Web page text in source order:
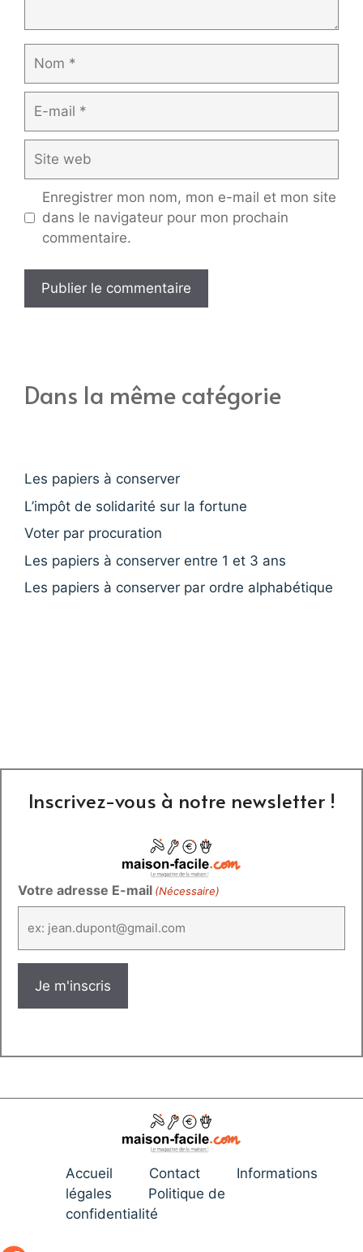
mail
web
Enregistrer mon nom, mon e-mail et mon site
dans le navigateur pour mon prochain
commentaire.
Dans la même catégorie
Les papiers à conserver
L’impôt de solidarité sur la fortune
Voter par procuration
Les papiers à conserver entre 1 et 3 ans
Les papiers à conserver par ordre alphabétique
Inscrivez-vous à notre newsletter !
Votre adresse E-mail (Nécessaire)
Accueil Contact
Informations
légales
Politique de
confidentialité